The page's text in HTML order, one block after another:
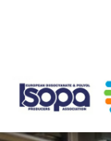
ISOPA-AISBL